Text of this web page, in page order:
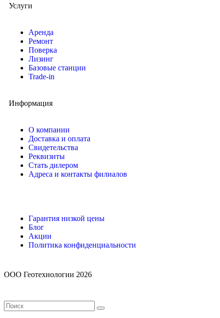
Услуги
Аренда
Ремонт
Поверка
Лизинг
Базовые станции
Trade-in
Информация
О компании
Доставка и оплата
Свидетельства
Реквизиты
Стать дилером
Адреса и контакты филиалов
Гарантия низкой цены
Блог
Акции
Политика конфиденциальности
ООО Геотехнологии 2026